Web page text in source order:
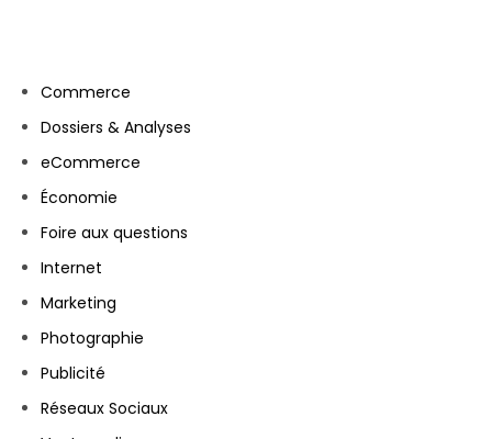
Commerce
Dossiers & Analyses
eCommerce
Économie
Foire aux questions
Internet
Marketing
Photographie
Publicité
Réseaux Sociaux